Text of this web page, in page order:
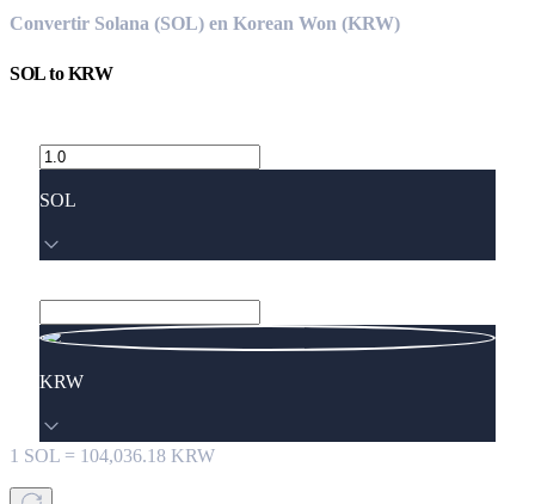
Convertir Solana (SOL) en Korean Won (KRW)
SOLtoKRW
SOL
KRW
1 SOL = 104,036.18 KRW